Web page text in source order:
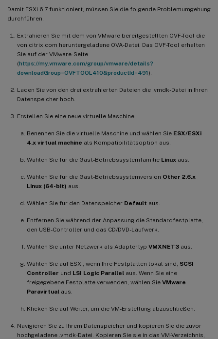
Damit ESXi 6.7 funktioniert, müssen Sie die folgende Problemumgehung
durchführen.
Extrahieren Sie mit dem von VMware bereitgestellten OVF-Tool die
von citrix.com heruntergeladene OVA-Datei. Das OVF-Tool erhalten
Sie auf der VMware-Seite
(https://my.vmware.com/group/vmware/details?
downloadGroup=OVFTOOL410&productId=491 ).
Laden Sie von den drei extrahierten Dateien die .vmdk-Datei in Ihren
Datenspeicher hoch.
Erstellen Sie eine neue virtuelle Maschine.
Benennen Sie die virtuelle Maschine und wählen Sie ESX/ESXi
4.x virtual machine als Kompatibilitätsoption aus.
Wählen Sie für die Gast-Betriebssystemfamilie Linux aus.
Wählen Sie für die Gast-Betriebssystemversion Other 2.6.x
Linux (64-bit) aus.
Wählen Sie für den Datenspeicher Default aus.
Entfernen Sie während der Anpassung die Standardfestplatte,
den USB-Controller und das CD/DVD-Laufwerk.
Wählen Sie unter Netzwerk als Adaptertyp VMXNET3 aus.
Wählen Sie auf ESXi, wenn Ihre Festplatten lokal sind, SCSI
Controller und LSI Logic Parallel aus. Wenn Sie eine
freigegebene Festplatte verwenden, wählen Sie VMware
Paravirtual aus.
Klicken Sie auf Weiter, um die VM-Erstellung abzuschließen.
Navigieren Sie zu Ihrem Datenspeicher und kopieren Sie die zuvor
hochgeladene .vmdk-Datei. Kopieren Sie sie in das VM-Verzeichnis,